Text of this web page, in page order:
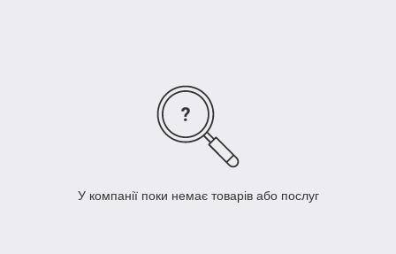
У компанії поки немає товарів або послуг